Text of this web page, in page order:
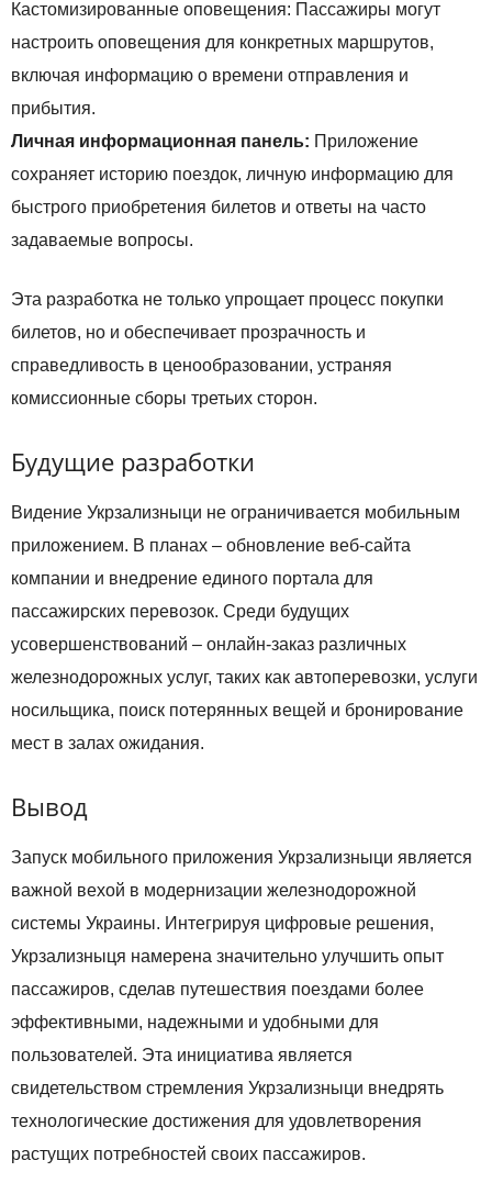
Кастомизированные оповещения: Пассажиры могут
настроить оповещения для конкретных маршрутов,
включая информацию о времени отправления и
прибытия.
Личная информационная панель: Приложение
сохраняет историю поездок, личную информацию для
быстрого приобретения билетов и ответы на часто
задаваемые вопросы.
Эта разработка не только упрощает процесс покупки
билетов, но и обеспечивает прозрачность и
справедливость в ценообразовании, устраняя
комиссионные сборы третьих сторон.
Будущие разработки
Видение Укрзализныци не ограничивается мобильным
приложением. В планах – обновление веб-сайта
компании и внедрение единого портала для
пассажирских перевозок. Среди будущих
усовершенствований – онлайн-заказ различных
железнодорожных услуг, таких как автоперевозки, услуги
носильщика, поиск потерянных вещей и бронирование
мест в залах ожидания.
Вывод
Запуск мобильного приложения Укрзализныци является
важной вехой в модернизации железнодорожной
системы Украины. Интегрируя цифровые решения,
Укрзализныця намерена значительно улучшить опыт
пассажиров, сделав путешествия поездами более
эффективными, надежными и удобными для
пользователей. Эта инициатива является
свидетельством стремления Укрзализныци внедрять
технологические достижения для удовлетворения
растущих потребностей своих пассажиров.